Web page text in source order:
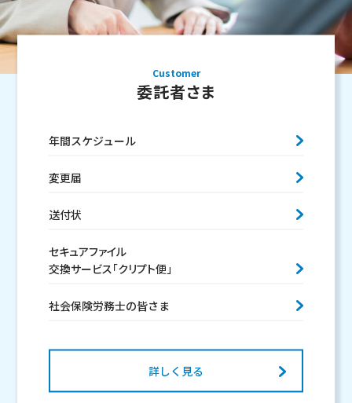
Customer
委託者さま
年間スケジュール
変更届
送付状
セキュアファイル
交換サービス「クリプト便」
社会保険労務士の皆さま
詳しく見る